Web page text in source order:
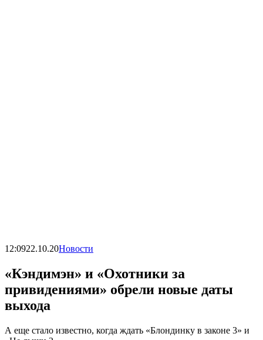
12:0922.10.20Новости
«Кэндимэн» и «Охотники за
привидениями» обрели новые даты
выхода
А еще стало известно, когда ждать «Блондинку в законе 3» и